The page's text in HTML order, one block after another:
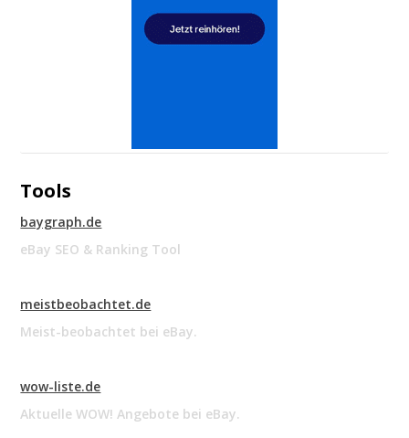
Tools
baygraph.de
eBay SEO & Ranking Tool
meistbeobachtet.de
Meist-beobachtet bei eBay.
wow-liste.de
Aktuelle WOW! Angebote bei eBay.